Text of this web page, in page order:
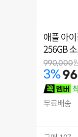
애플 아
256GB
990,000원
3%
무료배송